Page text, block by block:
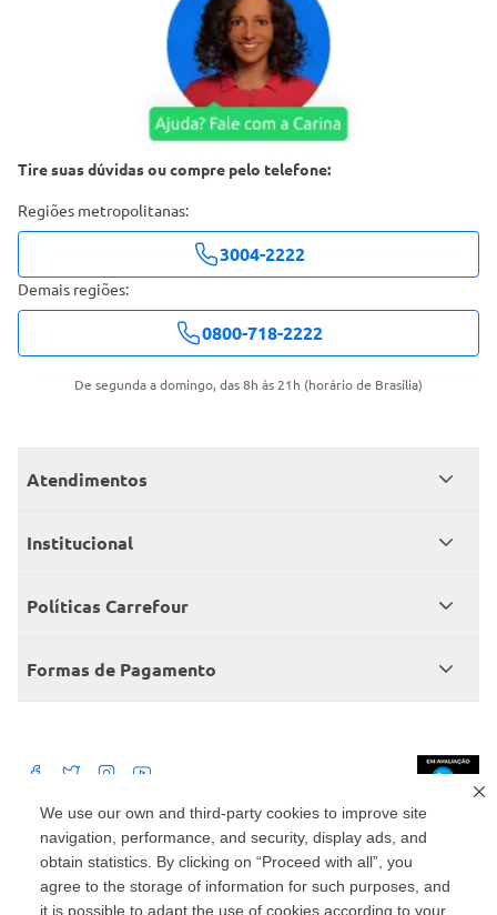
We use our own and third-party cookies to improve site
navigation, performance, and security, display ads, and
obtain statistics. By clicking on “Proceed with all”, you
agree to the storage of information for such purposes, and
it is possible to adapt the use of cookies according to your
Tire suas dúvidas ou compre pelo telefone:
Regiões metropolitanas:
3004-2222
Demais regiões:
0800-718-2222
De segunda a domingo, das 8h às 21h (horário de Brasília)
Atendimentos
Meus pedidos
Consumidor.gov
Institucional
Grupo Carrefour Brasil
Produtos Carrefour
Políticas Carrefour
Políticas de entregas
Políticas de trocas e devoluções
Formas de Pagamento
Mercado: Carrefour Comércio e Indústrias Ltda Via de Acesso Norte, Km 38,
nº 420, Empresarial Gato Preto, Cajamar - SP | CEP 07789-100 | CNPJ:
45.543.915/0846-95
Drogaria: Carrefour Comercio e Industria Ltda: Avenida das Nações Unidas,
15187, Loja 104/105/106 Bloco A Setor 1 - Vila Gertrudes, São Paulo, SP |